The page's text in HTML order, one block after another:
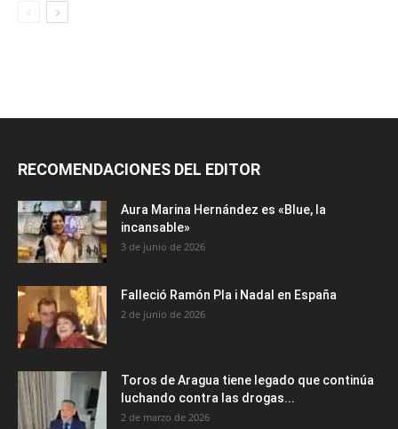
RECOMENDACIONES DEL EDITOR
Aura Marina Hernández es «Blue, la
incansable»
3 de junio de 2026
Falleció Ramón Pla i Nadal en España
2 de junio de 2026
Toros de Aragua tiene legado que continúa
luchando contra las drogas...
2 de marzo de 2026